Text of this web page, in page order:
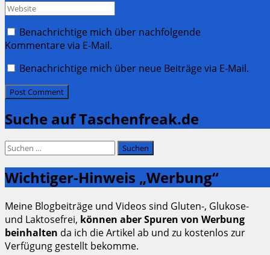
Website
Benachrichtige mich über nachfolgende
Kommentare via E-Mail.
Benachrichtige mich über neue Beiträge via E-Mail.
Suche auf Taschenfreak.de
Suchen
Wichtiger-Hinweis „Werbung“
Meine Blogbeiträge und Videos sind Gluten-, Glukose-
und Laktosefrei, können aber Spuren von Werbung
beinhalten da ich die Artikel ab und zu kostenlos zur
Verfügung gestellt bekomme.